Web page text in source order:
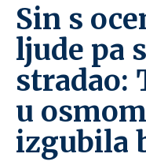
Sin s
ljude pa
stradao:
u
izgubila